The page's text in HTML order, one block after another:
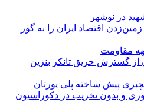
در نوشهر
اقتصاد ایران را به گور
مقاومت
گسترش حریق تانکر بنزین
گچبری پیش ساخته پلی یورتان
و بدون تخریب در دکوراسیون